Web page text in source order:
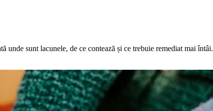
sunt lacunele, de ce contează și ce trebuie remediat mai întâi.